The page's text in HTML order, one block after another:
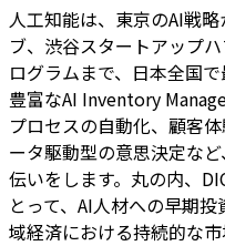
人工知能は、東京のAI戦
ブ、渋谷スタートアップ
ログラムまで、日本全国
豊富なAI Inventory
プロセスの自動化、顧客
ータ駆動型の意思決定な
伝いをします。丸の内、
とって、AI人材への早期
域経済における持続的な市